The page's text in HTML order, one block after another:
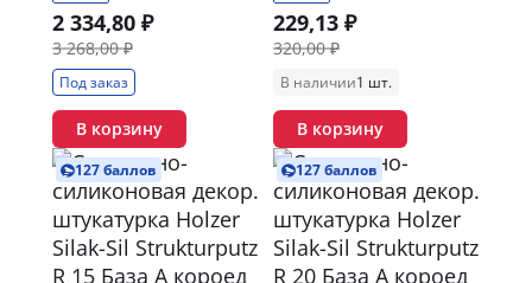
2 334,80 ₽
3 268,00 ₽
Под заказ
В корзину
229,13 ₽
320,00 ₽
В наличии1 шт.
В корзину
127 баллов 127 баллов